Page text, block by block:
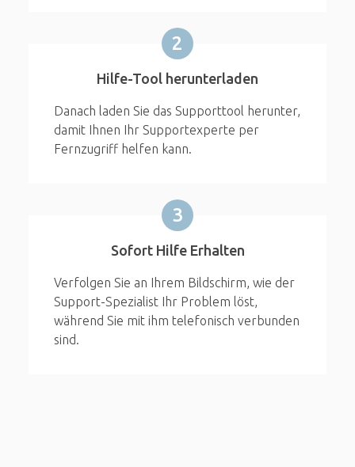
2
Hilfe-Tool herunterladen
Danach laden Sie das Supporttool herunter,
damit Ihnen Ihr Supportexperte per
Fernzugriff helfen kann.
3
Sofort Hilfe Erhalten
Verfolgen Sie an Ihrem Bildschirm, wie der
Support-Spezialist Ihr Problem löst,
während Sie mit ihm telefonisch verbunden
sind.